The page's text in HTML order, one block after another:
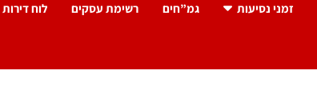
זמני נסיעות גמ”חים רשימת עסקים לוח דירות